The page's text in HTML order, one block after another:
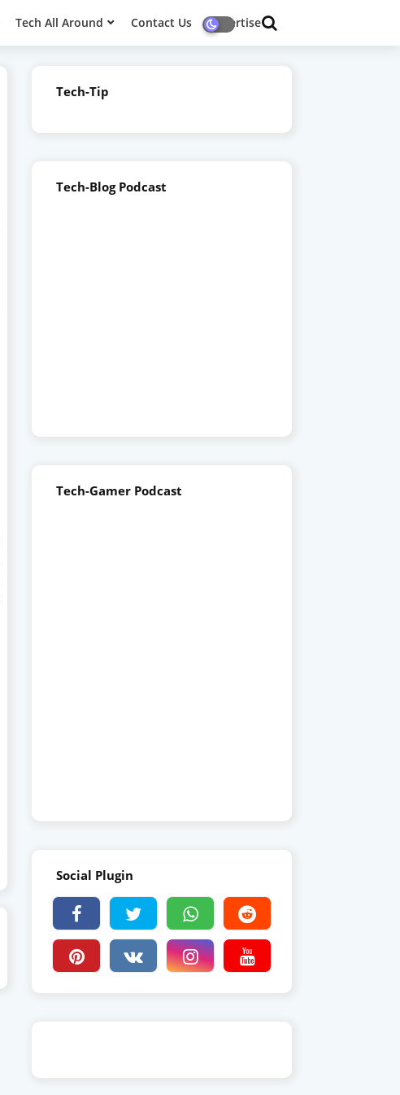
Tech All Around Contact Us Advertise
Tech-Tip
Tech-Blog Podcast
Tech-Gamer Podcast
Social Plugin